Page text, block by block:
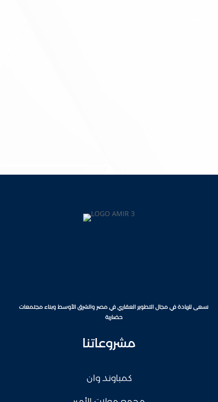
مشروعاتنا
كمباوند وان
نسعى للريادة في مجال التطوير العقاري في مصر والشرق الأوسط وبناء مجتمعات
حضارية